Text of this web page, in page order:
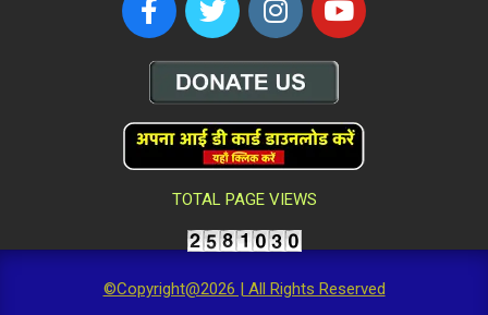
TOTAL PAGE VIEWS
©Copyright@2026 | All Rights Reserved